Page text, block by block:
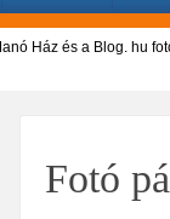
Ház és a Blog. hu
Fotó